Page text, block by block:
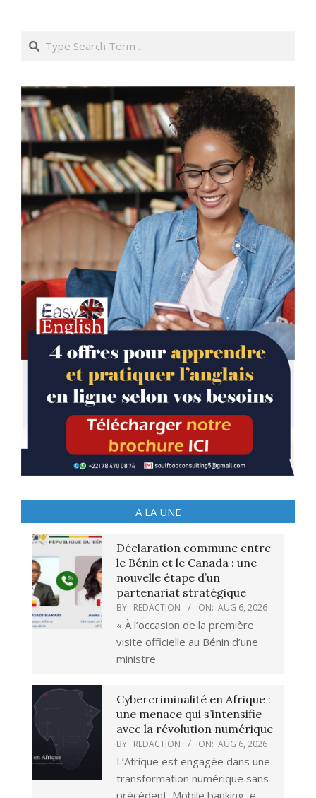
Search
A LA UNE
Déclaration commune entre
le Bénin et le Canada : une
nouvelle étape d’un
partenariat stratégique
BY: REDACTION ON: AUG 6, 2026
« À l’occasion de la première
visite officielle au Bénin d’une
ministre
Cybercriminalité en Afrique :
une menace qui s’intensifie
avec la révolution numérique
BY: REDACTION ON: AUG 6, 2026
L’Afrique est engagée dans une
transformation numérique sans
précédent. Mobile banking, e-